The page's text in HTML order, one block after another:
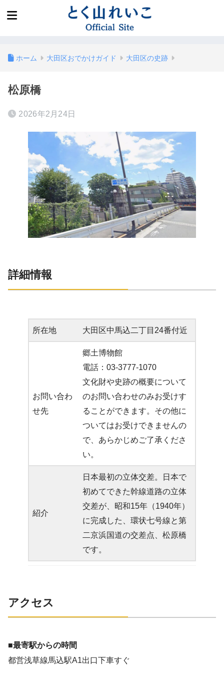
ホーム 大田区おでかけガイド 大田区の史跡
松原橋
2026年2月24日
詳細情報
所在地 大田区中馬込二丁目24番付近
お問い合わ
せ先
郷土博物館
電話：03-3777-1070
文化財や史跡の概要について
のお問い合わせのみお受けす
ることができます。その他に
ついてはお受けできませんの
で、あらかじめご了承くださ
い。
紹介
日本最初の立体交差。日本で
初めてできた幹線道路の立体
交差が、昭和15年（1940年）
に完成した、環状七号線と第
二京浜国道の交差点、松原橋
です。
アクセス
■最寄駅からの時間
都営浅草線馬込駅A1出口下車すぐ